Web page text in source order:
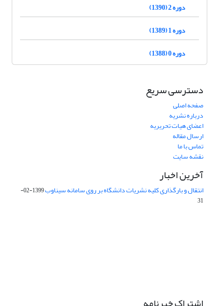
دوره 2 (1390)
دوره 1 (1389)
دوره 0 (1388)
دسترسی سریع
صفحه اصلی
درباره نشریه
اعضای هیات تحریریه
ارسال مقاله
تماس با ما
نقشه سایت
آخرین اخبار
انتقال و بارگذاری کلیه نشریات دانشگاه بر روی سامانه سیناوب
1399-02-
31